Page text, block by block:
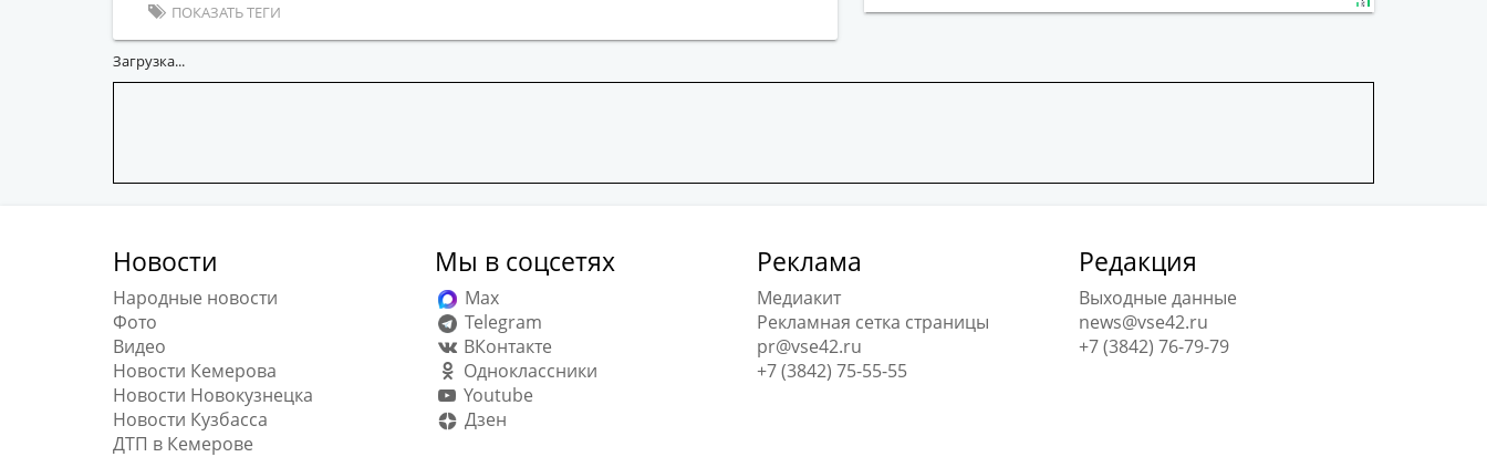
ПОКАЗАТЬ ТЕГИ
Загрузка...
Новости
Народные новости
Фото
Видео
Новости Кемерова
Новости Новокузнецка
Новости Кузбасса
ДТП в Кемерове
Мы в соцсетях
Max
Telegram
ВКонтакте
Одноклассники
Youtube
Дзен
Реклама
Медиакит
Рекламная сетка страницы
pr@vse42.ru
+7 (3842) 75-55-55
Редакция
Выходные данные
news@vse42.ru
+7 (3842) 76-79-79